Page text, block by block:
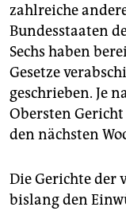
zahlreiche
Bundesstaaten
Sechs haben
Gesetze
geschrieben. Je
Obersten
den nächsten
Die Gerichte der
bislang den